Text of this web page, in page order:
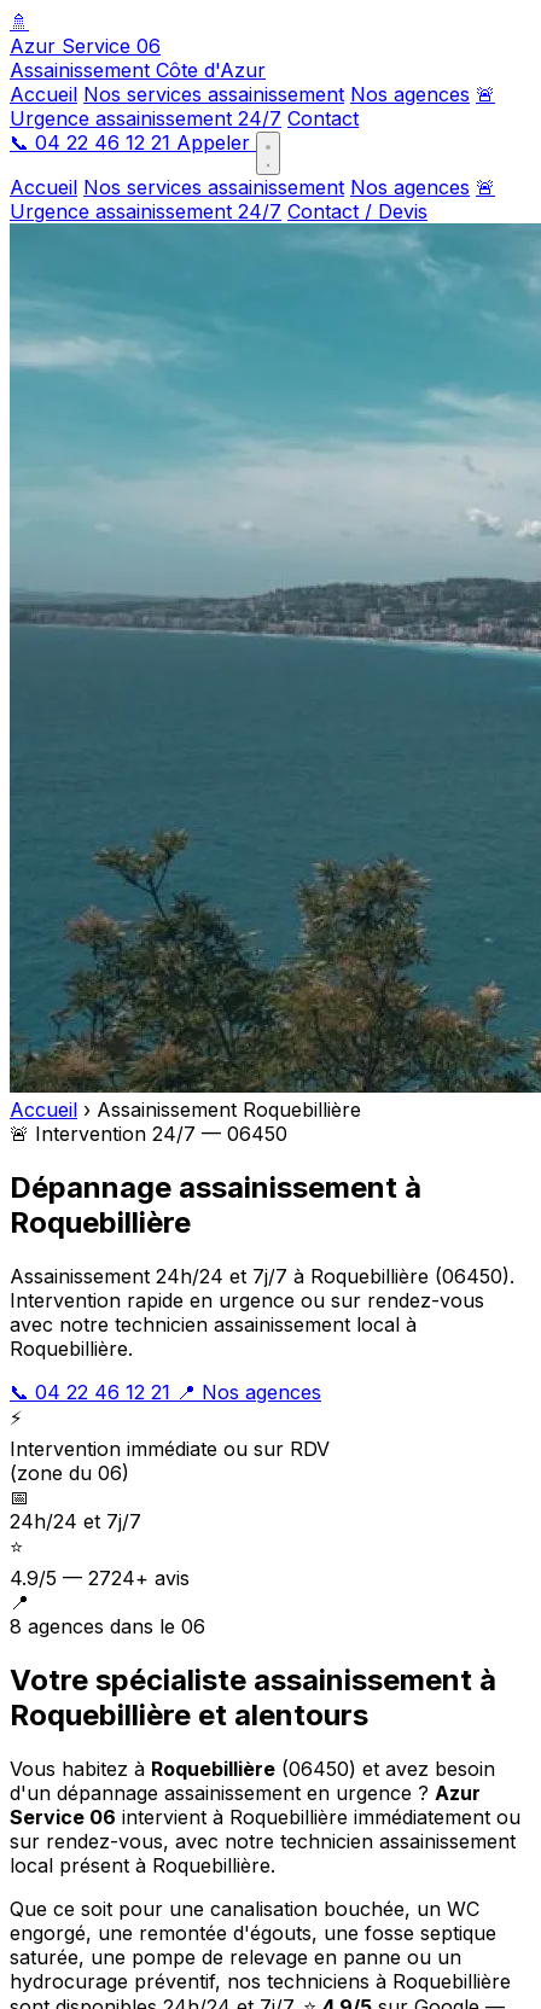
🚿
Azur Service 06
Assainissement Côte d'Azur
Accueil Nos services assainissement Nos agences 🚨
Urgence assainissement 24/7 Contact
📞 04 22 46 12 21 Appeler
Accueil Nos services assainissement Nos agences 🚨
Urgence assainissement 24/7 Contact / Devis
Accueil › Assainissement Roquebillière
🚨 Intervention 24/7 — 06450
Dépannage assainissement à
Roquebillière
Assainissement 24h/24 et 7j/7 à Roquebillière (06450).
Intervention rapide en urgence ou sur rendez-vous
avec notre technicien assainissement local à
Roquebillière.
📞 04 22 46 12 21 📍 Nos agences
⚡
Intervention immédiate ou sur RDV
(zone du 06)
📅
24h/24 et 7j/7
⭐
4.9/5 — 2724+ avis
📍
8 agences dans le 06
Votre spécialiste assainissement à
Roquebillière et alentours
Vous habitez à Roquebillière (06450) et avez besoin
d'un dépannage assainissement en urgence ? Azur
Service 06 intervient à Roquebillière immédiatement ou
sur rendez-vous, avec notre technicien assainissement
local présent à Roquebillière.
Que ce soit pour une canalisation bouchée, un WC
engorgé, une remontée d'égouts, une fosse septique
saturée, une pompe de relevage en panne ou un
hydrocurage préventif, nos techniciens à Roquebillière